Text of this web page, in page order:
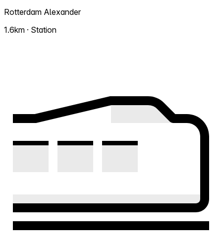
Rotterdam Alexander
1.6km · Station